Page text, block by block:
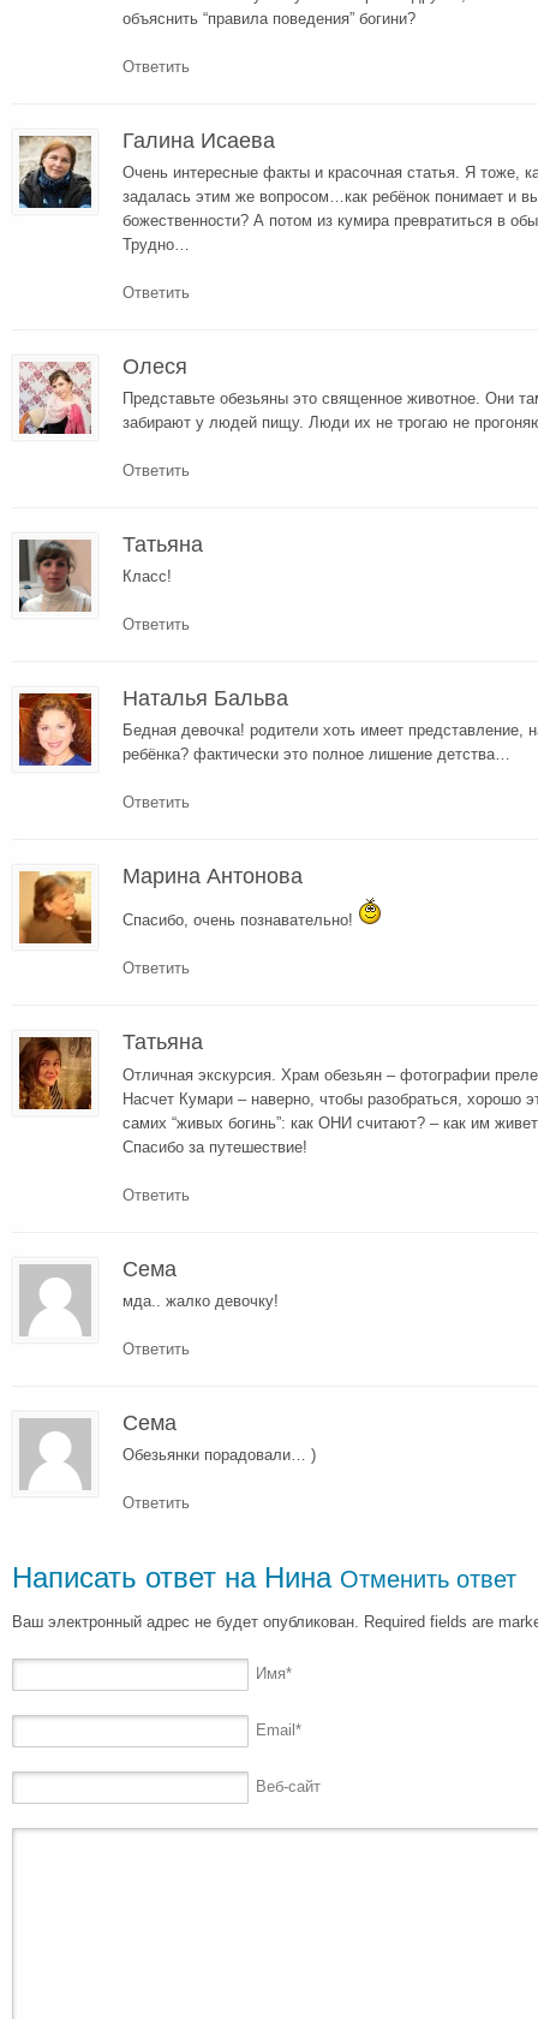
объяснить “правила поведения” богини?
Ответить
Галина Исаева
Очень интересные факты и красочная статья. Я тоже,
задалась этим же вопросом…как ребёнок понимает и
божественности? А потом из кумира превратиться в
Трудно…
Ответить
Олеся
Представьте обезьяны это священное животное. Они
забирают у людей пищу. Люди их не трогаю не
Ответить
Татьяна
Класс!
Ответить
Наталья Бальва
Бедная девочка! родители хоть имеет представление,
ребёнка? фактически это полное лишение детства…
Ответить
Марина Антонова
Спасибо, очень познавательно!
Ответить
Татьяна
Отличная экскурсия. Храм обезьян – фотографии
Насчет Кумари – наверно, чтобы разобраться, хорошо
самих “живых богинь”: как ОНИ считают? – как им
Спасибо за путешествие!
Ответить
Сема
мда.. жалко девочку!
Ответить
Сема
Обезьянки порадовали… )
Ответить
Написать ответ на Нина Отменить ответ
Ваш электронный адрес не будет опубликован. Required fields are
Имя*
Email *
Веб-сайт